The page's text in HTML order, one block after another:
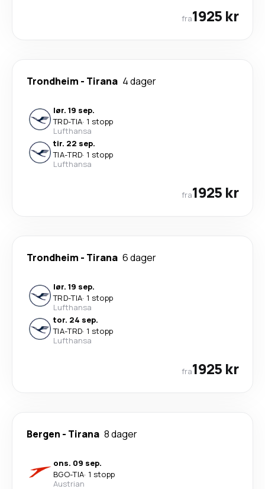
fra1925 kr
Trondheim - Tirana 4 dager
lør. 19 sep.
TRD-TIA· 1 stopp
Lufthansa
tir. 22 sep.
TIA-TRD· 1 stopp
Lufthansa
fra1925 kr
Trondheim - Tirana 6 dager
lør. 19 sep.
TRD-TIA· 1 stopp
Lufthansa
tor. 24 sep.
TIA-TRD· 1 stopp
Lufthansa
fra1925 kr
Bergen - Tirana 8 dager
ons. 09 sep.
BGO-TIA· 1 stopp
Austrian